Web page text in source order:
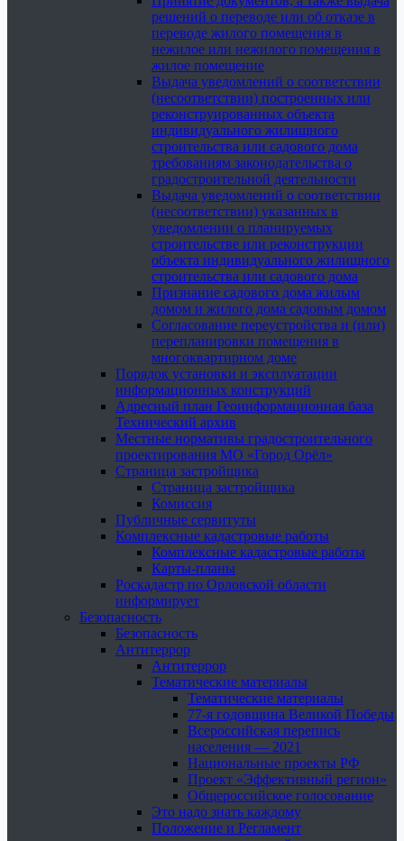
решений о переводе или об отказе в
переводе жилого помещения в
нежилое или нежилого помещения в
жилое помещение
Выдача уведомлений о соответствии
(несоответствии) построенных или
реконструированных объекта
индивидуального жилищного
строительства или садового дома
требованиям законодательства о
градостроительной деятельности
Выдача уведомлений о соответствии
(несоответствии) указанных в
уведомлении о планируемых
строительстве или реконструкции
объекта индивидуального жилищного
строительства или садового дома
Признание садового дома жилым
домом и жилого дома садовым домом
Согласование переустройства и (или)
перепланировки помещения в
многоквартирном доме
Порядок установки и эксплуатации
информационных конструкций
Адресный план Геоинформационная база
Технический архив
Местные нормативы градостроительного
проектирования МО «Город Орёл»
Страница застройщика
Страница застройщика
Комиссия
Публичные сервитуты
Комплексные кадастровые работы
Комплексные кадастровые работы
Карты-планы
Роскадастр по Орловской области
информирует
Безопасность
Безопасность
Антитеррор
Антитеррор
Тематические материалы
Тематические материалы
77-я годовщина Великой Победы
Всероссийская перепись
населения — 2021
Национальные проекты РФ
Проект «Эффективный регион»
Общероссийское голосование
Это надо знать каждому
Положение и Регламент